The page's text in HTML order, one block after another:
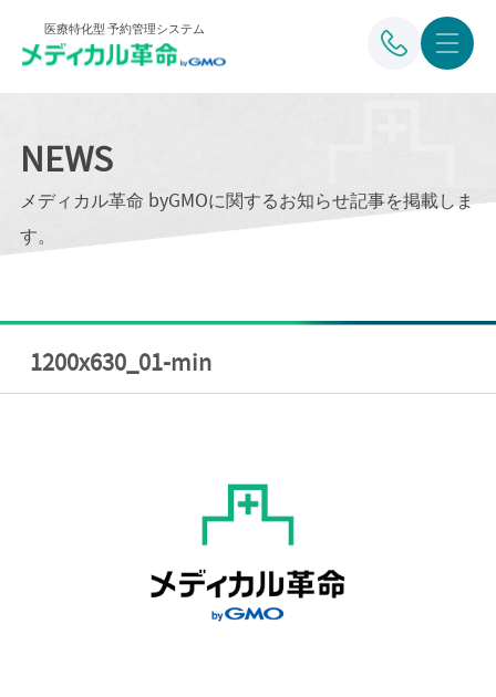
医療特化型 予約管理システム
NEWS
メディカル革命 byGMOに関するお知らせ記事を掲載しま
す。
1200x630_01-min